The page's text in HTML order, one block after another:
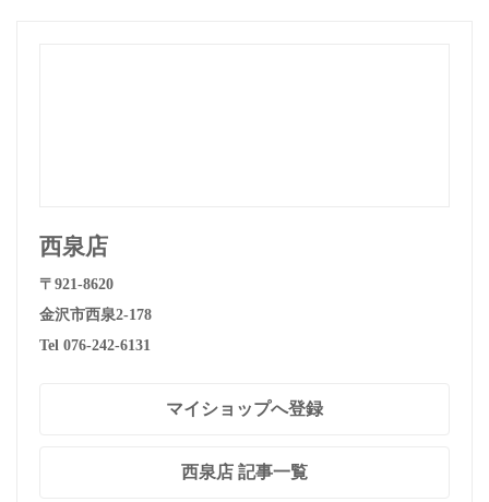
西泉店
〒921-8620
金沢市西泉2-178
Tel 076-242-6131
マイショップへ登録
西泉店 記事一覧